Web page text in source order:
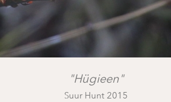
"Hügieen"
Suur Hunt 2015